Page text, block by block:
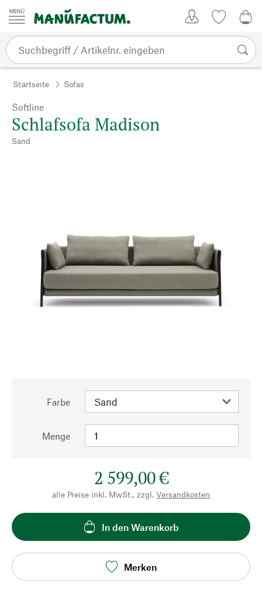
Zum Inhalt springen
Startseite Sofas
Softline
Schlafsofa Madison
Sand
Farbe
Menge
2 599,00 €
alle Preise inkl. MwSt., zzgl. Versandkosten
In den Warenkorb
Merken